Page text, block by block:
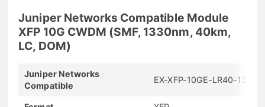
Juniper Networks Compatible Module
XFP 10G CWDM (SMF, 1330nm, 40km,
LC, DOM)
Juniper Networks
Compatible
EX-XFP-10GE-LR40-1330